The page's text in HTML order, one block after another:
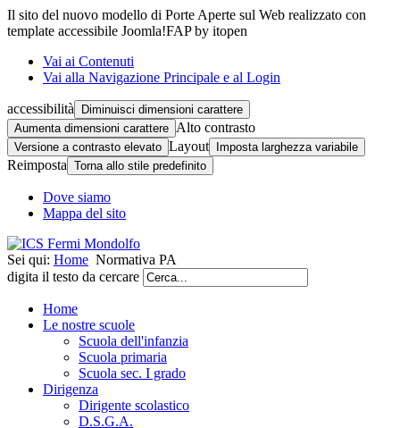
Il sito del nuovo modello di Porte Aperte sul Web realizzato con
template accessibile Joomla!FAP by itopen
Vai ai Contenuti
Vai alla Navigazione Principale e al Login
accessibilità
Diminuisci dimensioni carattere
Aumenta dimensioni carattere Alto contrasto
Versione a contrasto elevato Layout Imposta larghezza variabile
Reimposta Torna allo stile predefinito
Dove siamo
Mappa del sito
Sei qui: Home Normativa PA
digita il testo da cercare
Home
Le nostre scuole
Scuola dell'infanzia
Scuola primaria
Scuola sec. I grado
Dirigenza
Dirigente scolastico
D.S.G.A.